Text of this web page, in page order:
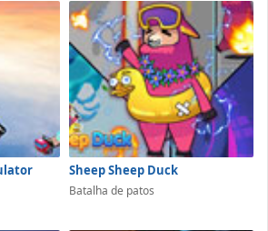
Sheep Sheep Duck
Batalha de patos